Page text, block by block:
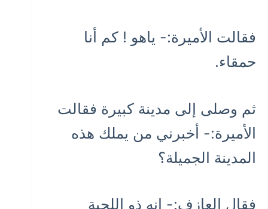
فقالت الأميرة:- ياهو ! كم أنا
حمقاء.
ثم وصلى إلى مدينة كبيرة فقالت
الأميرة:- أخبرني من يملك هذه
المدينة الجميلة؟
فقال العازف:- إنه ذو اللحية